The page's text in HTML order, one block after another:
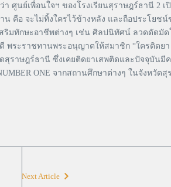
า ศูนย์เพื่อนใจฯ ของโรงเรียนสุราษฎร์ธานี 2
คือ จะไม่ทิ้งใครไว้ข้างหลัง และถือประโย
ริมทักษะอาชีพต่างๆ เช่น ศิลปนิทัศน์ ลวดดั
ะราชทานพระอนุญาตให้สมาชิก “ใครติดย
าษฎร์ธานี ซึ่งเคยติดยาเสพติดและปัจจุบันมี
ONE จากสถานศึกษาต่างๆ ในจังหวั
Next Article